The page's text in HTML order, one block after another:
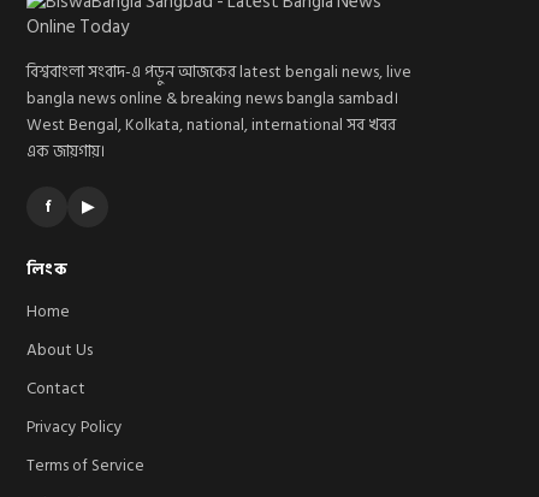
বিশ্ববাংলা সংবাদ-এ পড়ুন আজকের latest bengali news, live
bangla news online & breaking news bangla sambad।
West Bengal, Kolkata, national, international সব খবর
এক জায়গায়।
f ▶
লিংক
Home
About Us
Contact
Privacy Policy
Terms of Service